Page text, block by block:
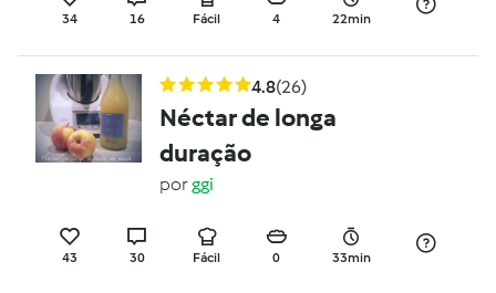
34 16 Fácil 4 22min
4.8(26)
Néctar de longa
duração
porggi
43 30 Fácil 0 33min